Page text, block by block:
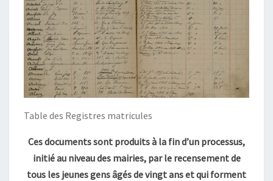
Table des Registres matricules
Ces documents sont produits à la fin d’un processus,
initié au niveau des mairies, par le recensement de
tous les jeunes gens âgés de vingt ans et qui forment